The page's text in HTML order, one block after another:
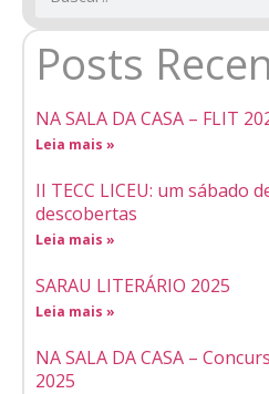
Posts
NA SALA DA CASA – FLIT
Leia mais »
II TECC LICEU: um sábado
descobertas
Leia mais »
SARAU LITERÁRIO 2025
Leia mais »
NA SALA DA CASA –
2025